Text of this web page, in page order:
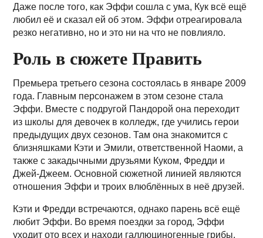
Даже после того, как Эффи сошла с ума, Кук всё ещё
любил её и сказал ей об этом. Эффи отреагировала
резко негативно, но и это ни на что не повлияло.
Роль в сюжете Править
Премьера третьего сезона состоялась в январе 2009
года. Главным персонажем в этом сезоне стала
Эффи. Вместе с подругой Пандорой она переходит
из школы для девочек в колледж, где учились герои
предыдущих двух сезонов. Там она знакомится с
близняшками Кэти и Эмили, ответственной Наоми, а
также с закадычными друзьями Куком, Фредди и
Джей-Джеем. Основной сюжетной линией являются
отношения Эффи и троих влюблённых в неё друзей.
Кэти и Фредди встречаются, однако парень всё ещё
любит Эффи. Во время поездки за город, Эффи
уходит ото всех и находи галлюциногенные грибы.